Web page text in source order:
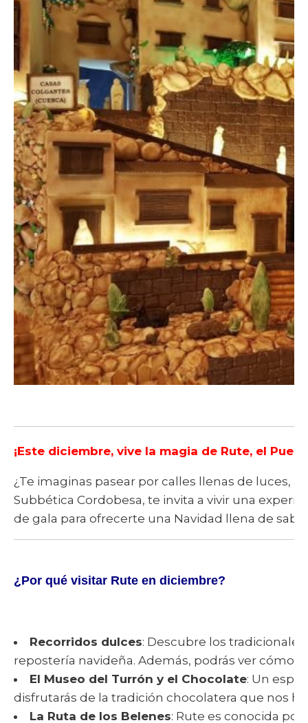
¡Este diciembre, vive la magia de Rute, el
¿Te imaginas pasear por calles llenas de luces,
Subbética Cordobesa, te invita a vivir una
de gala para ofrecerte una Navidad llena de
¿Por qué visitar Rute en diciembre?
Recorridos dulces: Descubre los
repostería navideña. Además, podrás ver cómo
El Museo del Turrón y el Chocolate: Un
disfrutarás de la tradición chocolatera que nos
La Ruta de los Belenes: Rute es conocida